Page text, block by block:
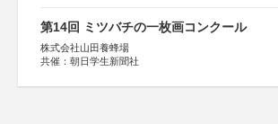
第14回 ミツバチの一枚画コンクール
株式会社山田養蜂場
共催：朝日学生新聞社